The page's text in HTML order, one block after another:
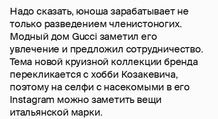
Надо сказать, юноша зарабатывает не
только разведением членистоногих.
Модный дом Gucci заметил его
увлечение и предложил сотрудничество.
Тема новой круизной коллекции бренда
перекликается с хобби Козакевича,
поэтому на селфи с насекомыми в его
Instagram можно заметить вещи
итальянской марки.